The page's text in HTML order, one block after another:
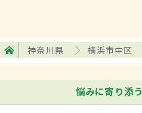
神奈川県 横浜市中区
悩みに寄り添